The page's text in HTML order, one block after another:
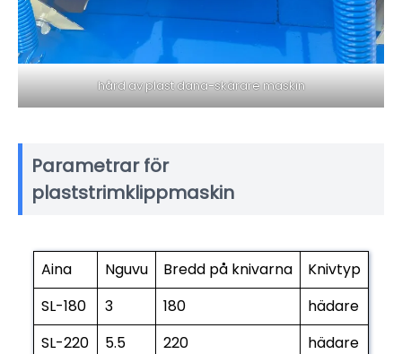
hård av plast dana-skärare maskin
Parametrar för
plaststrimklippmaskin
Aina Nguvu Bredd på knivarna
Knivtyp
SL-180
3 180
hädare
SL-220
5.5 220
hädare